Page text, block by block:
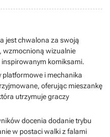
jest chwalona za swoją
wzmocnioną wizualnie
komiksami.
platformowe i mechanika
oferując mieszankę
utrzymuje graczy
docenia dodanie trybu
w postaci walki z falami